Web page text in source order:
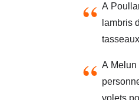
A
lambris
vous
A Melun
volets